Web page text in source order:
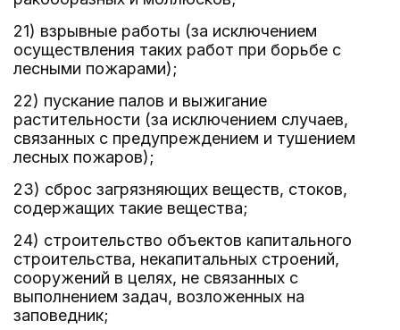
21) взрывные работы (за исключением
осуществления таких работ при борьбе с
лесными пожарами);
22) пускание палов и выжигание
растительности (за исключением случаев,
связанных с предупреждением и тушением
лесных пожаров);
23) сброс загрязняющих веществ, стоков,
содержащих такие вещества;
24) строительство объектов капитального
строительства, некапитальных строений,
сооружений в целях, не связанных с
выполнением задач, возложенных на
заповедник;